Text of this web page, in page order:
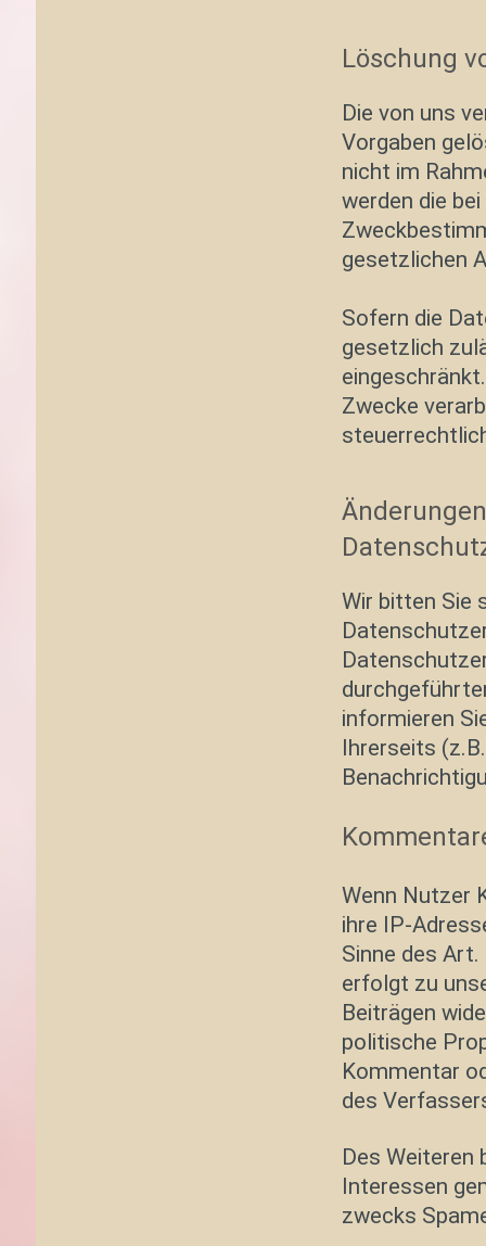
Löschung
Die von uns
Vorgaben
nicht im
werden die
gesetzlichen
Sofern die
gesetzlich
Zwecke
Wir bitten Sie
informieren
Ihrerseits
Wenn Nutzer
ihre IP-
Sinne des
erfolgt zu
Beiträgen
politische
Kommentar
des
Des Weiteren
Interessen
zwecks